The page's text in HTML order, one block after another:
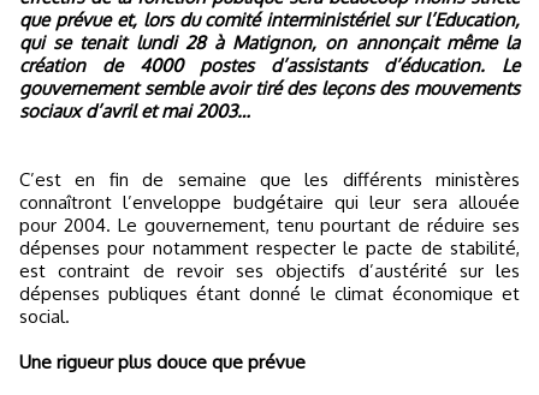
que prévue et, lors du comité interministériel sur l’Education,
qui se tenait lundi 28 à Matignon, on annonçait même la
création de 4000 postes d’assistants d’éducation. Le
gouvernement semble avoir tiré des leçons des mouvements
sociaux d’avril et mai 2003…
C’est en fin de semaine que les différents ministères
connaîtront l’enveloppe budgétaire qui leur sera allouée
pour 2004. Le gouvernement, tenu pourtant de réduire ses
dépenses pour notamment respecter le pacte de stabilité,
est contraint de revoir ses objectifs d’austérité sur les
dépenses publiques étant donné le climat économique et
social.
Une rigueur plus douce que prévue